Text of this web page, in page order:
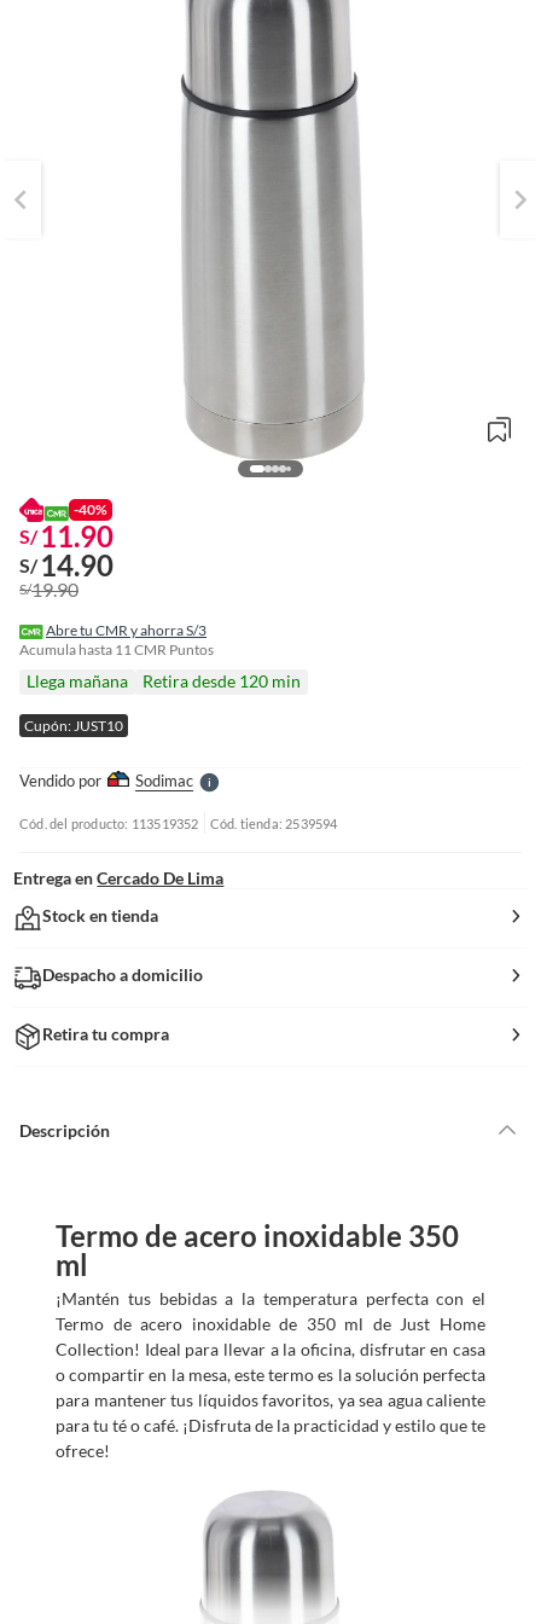
-40%
S/ 11.90
S/ 14.90
S/19.90
Abre tu CMR y ahorra S/3
Acumula hasta 11CMR Puntos
Llega mañana Retira desde 120 min
Cupón: JUST10
Vendido por SodimacS
r
n
f
Cód. del producto: 113519352 Cód. tienda: 2539594
Entrega en Cercado De Lima
Stock en tienda
Despacho a domicilio
Retira tu compra
Descripción
Termo de acero inoxidable 350
ml
¡Mantén tus bebidas a la temperatura perfecta con el
Termo de acero inoxidable de 350 ml de Just Home
Collection! Ideal para llevar a la oficina, disfrutar en casa
o compartir en la mesa, este termo es la solución perfecta
para mantener tus líquidos favoritos, ya sea agua caliente
para tu té o café. ¡Disfruta de la practicidad y estilo que te
ofrece!